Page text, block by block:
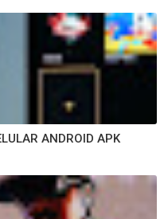
ANDROID APK